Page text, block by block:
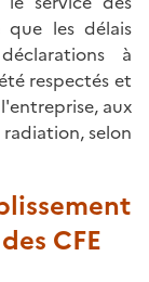
que les délais
à
respectés et
aux
selon
CFE